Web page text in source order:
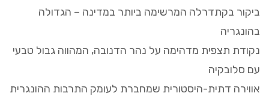
ביקור בקתדרלה המרשימה ביותר במדינה – הגדולה
בהונגריה
נקודת תצפית מדהימה על נהר הדנובה, המהווה גבול טבעי
עם סלובקיה
אווירה דתית-היסטורית שמחברת לעומק התרבות ההונגרית